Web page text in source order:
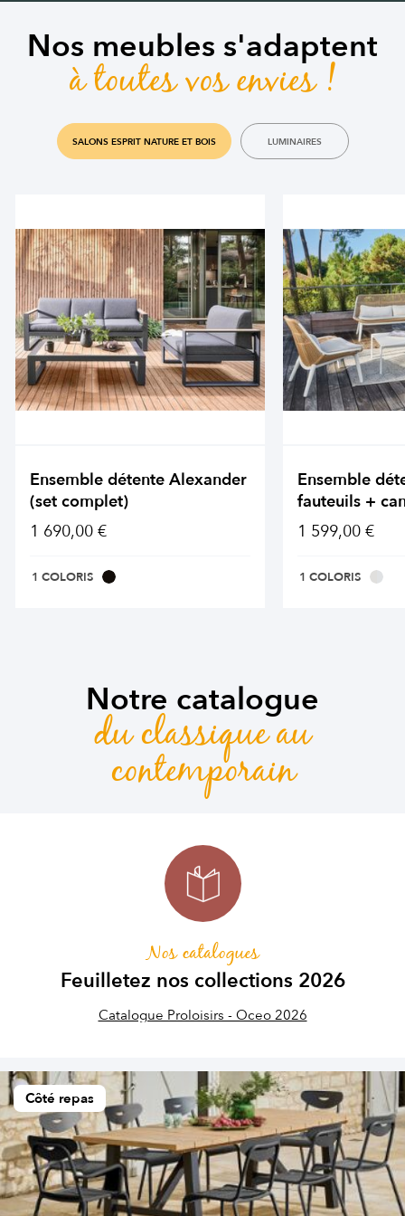
Nos meubles s'adaptent
à toutes vos envies !
SALONS ESPRIT NATURE ET BOIS LUMINAIRES
Ensemble détente Alexander
(set complet)
1 690,00 €
1 COLORIS
Ensemble
fauteuils +
1 599,00 €
1 COLORIS
Notre catalogue
du classique au
contemporain
Nos catalogues
Feuilletez nos collections 2026
Catalogue Proloisirs - Oceo 2026
Côté repas